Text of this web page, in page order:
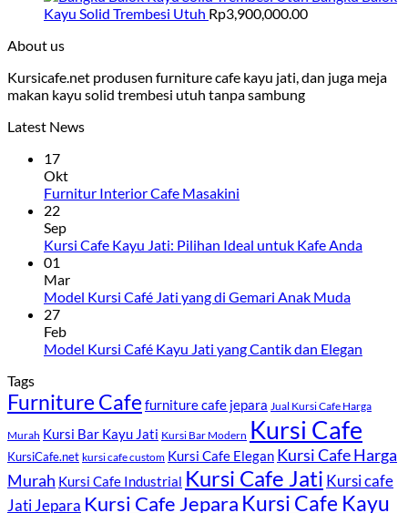
Kayu Solid Trembesi Utuh Rp3,900,000.00
About us
Kursicafe.net produsen furniture cafe kayu jati, dan juga meja
makan kayu solid trembesi utuh tanpa sambung
Latest News
17
Okt
Furnitur Interior Cafe Masakini
22
Sep
Kursi Cafe Kayu Jati: Pilihan Ideal untuk Kafe Anda
01
Mar
Model Kursi Café Jati yang di Gemari Anak Muda
27
Feb
Model Kursi Café Kayu Jati yang Cantik dan Elegan
Tags
Furniture Cafe furniture cafe jepara Jual Kursi Cafe Harga
Murah Kursi Bar Kayu Jati Kursi Bar Modern Kursi Cafe
KursiCafe.net kursi cafe custom Kursi Cafe Elegan Kursi Cafe Harga
Murah Kursi Cafe Industrial Kursi Cafe Jati Kursi cafe
Jati Jepara Kursi Cafe Jepara Kursi Cafe Kayu